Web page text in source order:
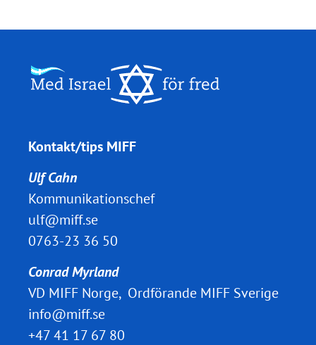
Kontakt/tips MIFF
Ulf Cahn
Kommunikationschef
ulf@miff.se
0763-23 36 50
Conrad Myrland
VD MIFF Norge, Ordförande MIFF Sverige
info@miff.se
+47 41 17 67 80